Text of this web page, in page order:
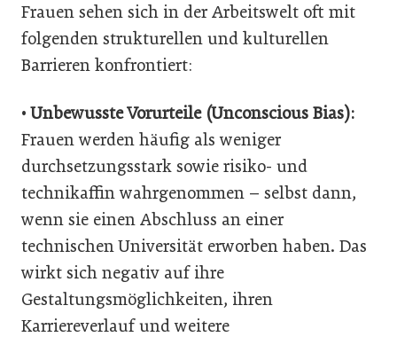
Frauen sehen sich in der Arbeitswelt oft mit
folgenden strukturellen und kulturellen
Barrieren konfrontiert:
•Unbewusste Vorurteile (Unconscious Bias):
Frauen werden häufig als weniger
durchsetzungsstark sowie risiko- und
technikaffin wahrgenommen – selbst dann,
wenn sie einen Abschluss an einer
technischen Universität erworben haben. Das
wirkt sich negativ auf ihre
Gestaltungsmöglichkeiten, ihren
Karriereverlauf und weitere